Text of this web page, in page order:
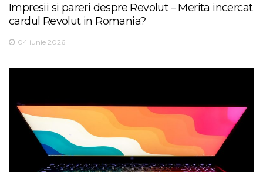
Impresii si pareri despre Revolut – Merita incercat
cardul Revolut in Romania?
04 iunie 2026